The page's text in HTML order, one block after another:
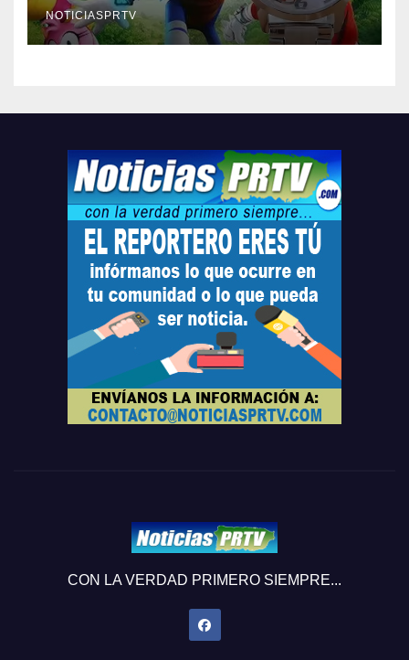
compre ahora….
NOTICIASPRTV
CON LA VERDAD PRIMERO SIEMPRE...